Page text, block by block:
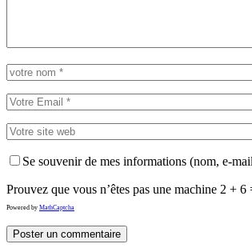
Se souvenir de mes informations (nom, e-
Prouvez que vous n’êtes pas une machine 2 + 6
Powered by MathCaptcha